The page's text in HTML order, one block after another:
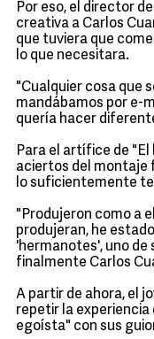
Por eso, el director
creativa a Carlos
que tuviera que
lo que necesitara.
"Cualquier cosa que
mandábamos por e-
quería hacer
Para el artífice de
aciertos del montaje
lo suficientemente
"Produjeron como a
produjeran, he
'hermanotes', uno
finalmente Carlos
A partir de ahora, el
repetir la experiencia
egoísta" con sus